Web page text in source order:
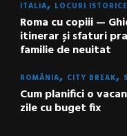
ITALIA LOCURI ISTORICE
Roma cu copiii —
itinerar și sfaturi
familie de neuitat
ROMÂNIA CITY BREAK
Cum planifici o
zile cu buget fix